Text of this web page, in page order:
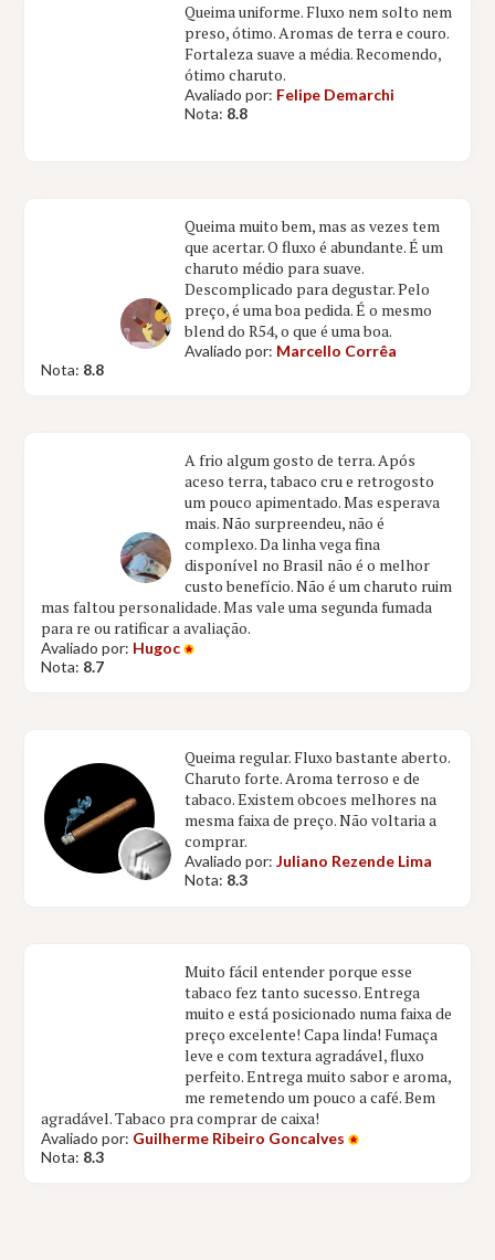
Queima uniforme. Fluxo nem solto nem
preso, ótimo. Aromas de terra e couro.
Fortaleza suave a média. Recomendo,
ótimo charuto.
Avaliado por: Felipe Demarchi
Nota: 8.8
Queima muito bem, mas as vezes tem
que acertar. O fluxo é abundante. É um
charuto médio para suave.
Descomplicado para degustar. Pelo
preço, é uma boa pedida. É o mesmo
blend do R54, o que é uma boa.
Avaliado por: Marcello Corrêa
Nota: 8.8
A frio algum gosto de terra. Após
aceso terra, tabaco cru e retrogosto
um pouco apimentado. Mas esperava
mais. Não surpreendeu, não é
complexo. Da linha vega fina
disponível no Brasil não é o melhor
custo benefício. Não é um charuto ruim
mas faltou personalidade. Mas vale uma segunda fumada
para re ou ratificar a avaliação.
Avaliado por: Hugoc
Nota: 8.7
Queima regular. Fluxo bastante aberto.
Charuto forte. Aroma terroso e de
tabaco. Existem obcoes melhores na
mesma faixa de preço. Não voltaria a
comprar.
Avaliado por:Juliano Rezende Lima
Nota: 8.3
Muito fácil entender porque esse
tabaco fez tanto sucesso. Entrega
muito e está posicionado numa faixa de
preço excelente! Capa linda! Fumaça
leve e com textura agradável, fluxo
perfeito. Entrega muito sabor e aroma,
me remetendo um pouco a café. Bem
agradável. Tabaco pra comprar de caixa!
Avaliado por: Guilherme Ribeiro Goncalves
Nota: 8.3